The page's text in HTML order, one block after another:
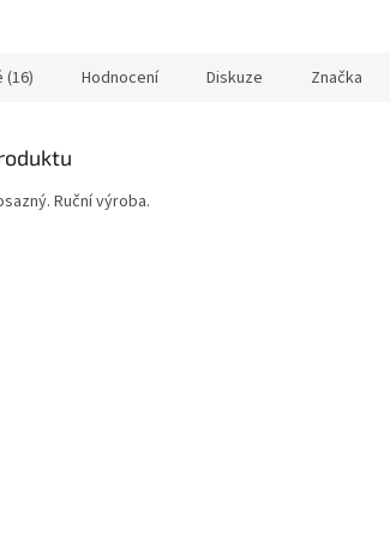
(16) Hodnocení Diskuze Značka
Ruční výroba.